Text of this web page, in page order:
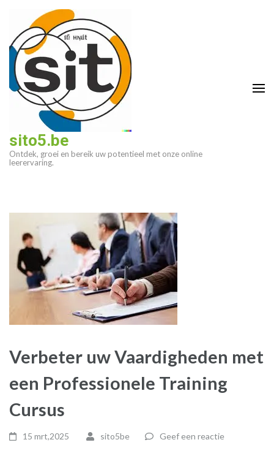
inhoud
(druk
enter)
sito5.be
Ontdek, groei en bereik uw potentieel met onze online
leerervaring.
Verbeter uw Vaardigheden met
een Professionele Training
Cursus
15 mrt,2025 sito5be Geef een reactie